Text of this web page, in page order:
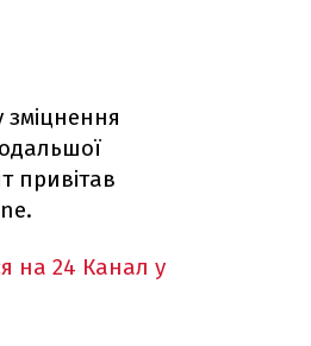
привітав
на 24 Канал у